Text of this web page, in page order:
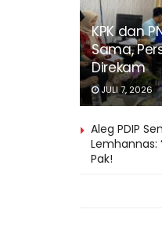
KPK dan
Sama,
Direkam
JULI 7, 2026
Aleg PDIP
Lemhannas:
Pak!